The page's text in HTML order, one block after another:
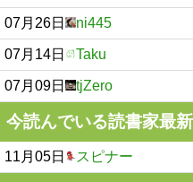
07月26日 ni445
07月14日 Taku
07月09日 tjZero
今読んでいる読書家最
11月05日 スピナー